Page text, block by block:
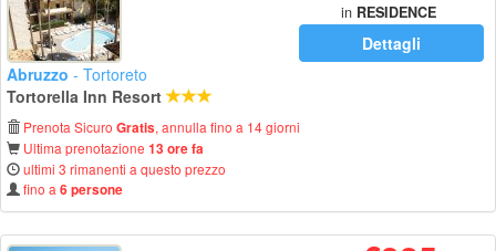
in RESIDENCE
Dettagli
Abruzzo - Tortoreto
Tortorella Inn Resort
Prenota Sicuro Gratis, annulla fino a 14 giorni
Ultima prenotazione 13 ore fa
ultimi 3 rimanenti a questo prezzo
fino a 6 persone